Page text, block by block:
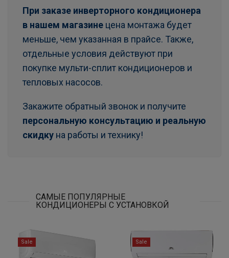
При заказе инверторного кондиционера
в нашем магазине цена монтажа будет
меньше, чем указанная в прайсе. Также,
отдельные условия действуют при
покупке мульти-сплит кондиционеров и
тепловых насосов.
Закажите обратный звонок и получите
персональную консультацию и реальную
скидку на работы и технику!
САМЫЕ ПОПУЛЯРНЫЕ
КОНДИЦИОНЕРЫ С УСТАНОВКОЙ
Sale Sale